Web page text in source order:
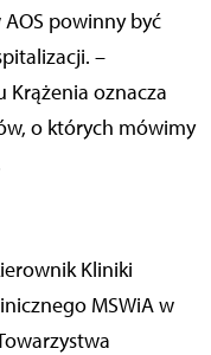
powinny być
–
Krążenia oznacza
o których mówimy
Kliniki
MSWiA w